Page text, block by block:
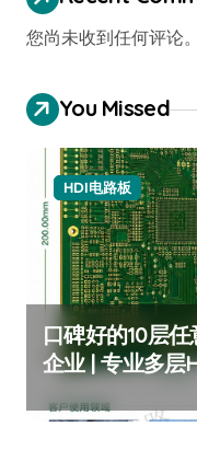
您尚未收到任何评论。
You Missed
HDI电路板
口碑好的10层
企业 | 专业多层
厂家推荐 | 高
HDI板定制服务